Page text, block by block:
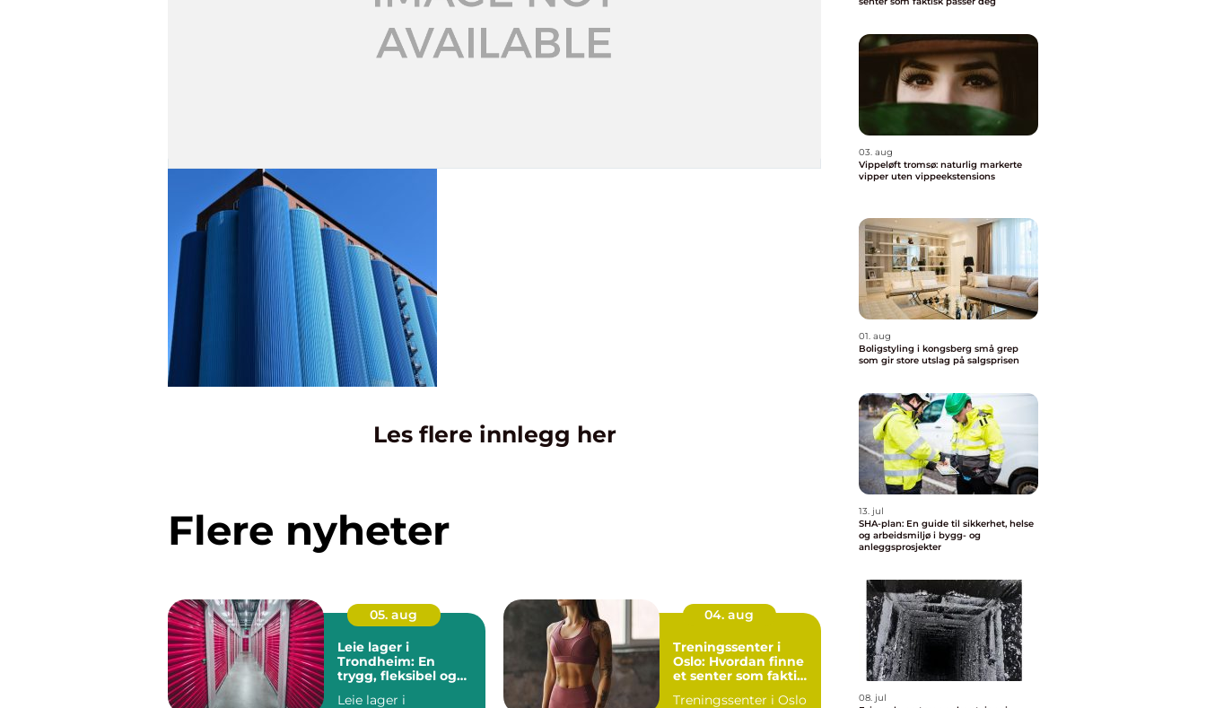
Les flere innlegg her
Flere nyheter
05. aug
Leie lager i
Trondheim: En
trygg, fleksibel og
Leie lager i
04. aug
Treningssenter i
Oslo: Hvordan finne
et senter som faktisk
Treningssenter i Oslo
03. aug
Vippeløft tromsø: naturlig markerte
vipper uten vippeekstensions
01. aug
Boligstyling i kongsberg små grep
som gir store utslag på salgsprisen
13. jul
SHA-plan: En guide til sikkerhet, helse
og arbeidsmiljø i bygg- og
anleggsprosjekter
08. jul